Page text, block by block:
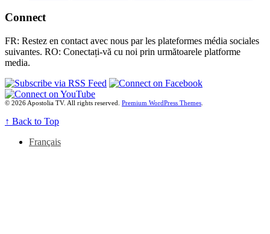
Connect
FR: Restez en contact avec nous par les plateformes média sociales
suivantes. RO: Conectați-vă cu noi prin următoarele platforme
media.
© 2026 Apostolia TV. All rights reserved. Premium WordPress Themes
↑ Back to Top
Français